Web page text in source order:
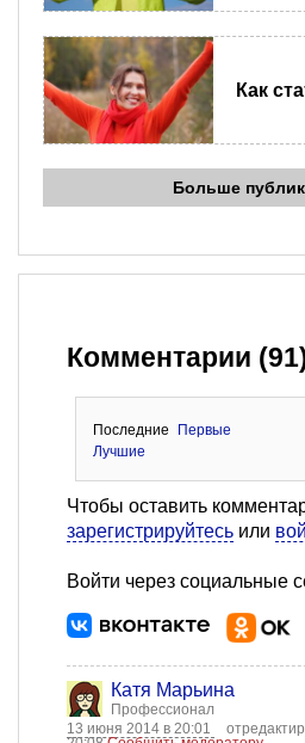
Как
Больше
Комментарии
Последние
Первые
Лучшие
Чтобы оставить
зарегистрируйтесь или
Войти через социальные
Катя Марьина
Профессионал
13 июня 2014 в 20:01